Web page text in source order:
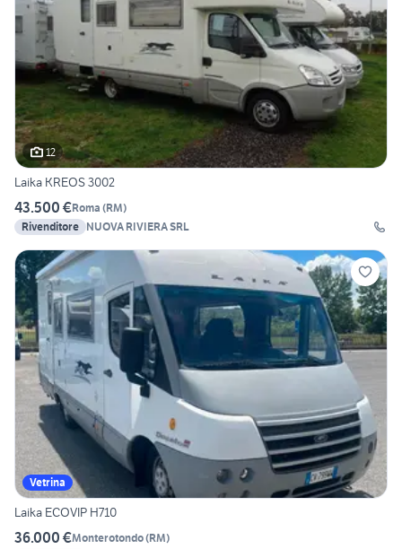
12
Laika KREOS 3002
43.500 €Roma (RM)
Rivenditore NUOVA RIVIERA SRL
Vetrina
Laika ECOVIP H710
36.000 €Monterotondo(RM)